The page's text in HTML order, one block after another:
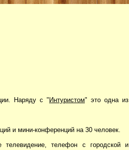
Наряду с " Интуристом" это одна из
и мини-конференций на 30 человек.
телевидение, телефон с городской и